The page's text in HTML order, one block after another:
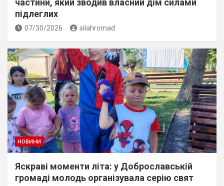
частини, який зводив власний дім силами
підлеглих
07/30/2026 silahromad
НОВИНИ
Яскраві моменти літа: у Доброславській
громаді молодь організувала серію свят